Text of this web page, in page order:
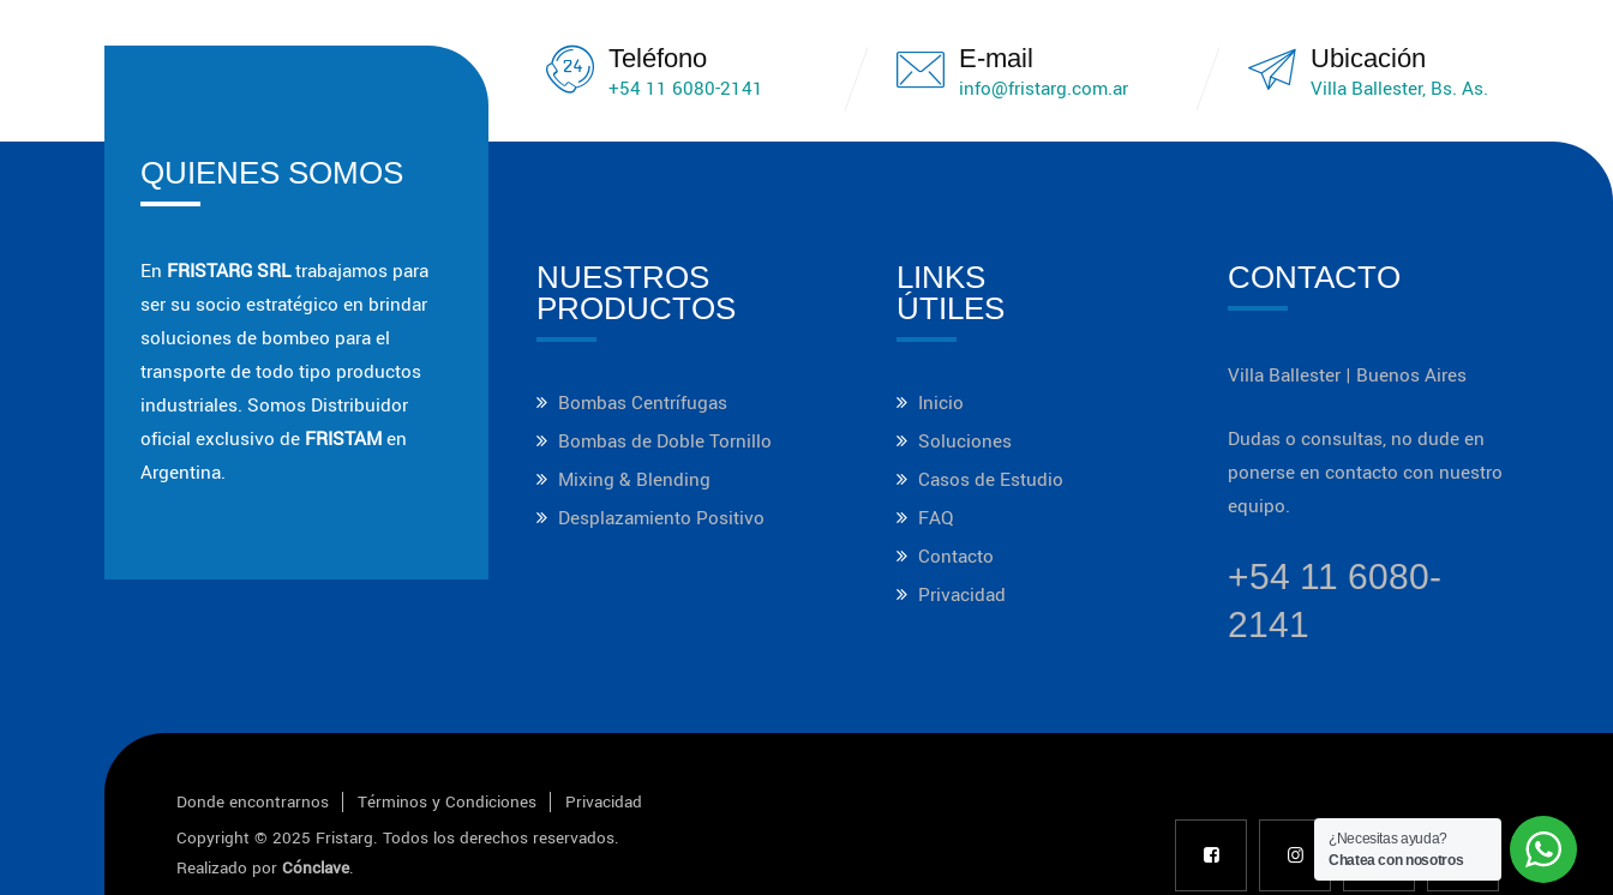
Teléfono
+54 11 6080-2141
E-mail
info@fristarg.com.ar
Ubicación
Villa Ballester, Bs. As.
QUIENES SOMOS
En FRISTARG SRLtrabajamos para
ser su socio estratégico en brindar
soluciones de bombeo para el
transporte de todo tipo productos
industriales. Somos Distribuidor
oficial exclusivo de FRISTAMen
Argentina.
NUESTROS
PRODUCTOS
Bombas Centrífugas
Bombas de Doble Tornillo
Mixing & Blending
Desplazamiento Positivo
LINKS
ÚTILES
Inicio
Soluciones
Casos de Estudio
FAQ
Contacto
Privacidad
CONTACTO
Villa Ballester | Buenos Aires
Dudas o consultas, no dude en
ponerse en contacto con nuestro
equipo.
+54 11 6080-
2141
Donde encontrarnos Términos y Condiciones
Privacidad
Copyright © 2025 Fristarg. Todos los derechos reservados.
Realizado por Cónclave.
¿Necesitas ayuda?
Chatea con nosotros